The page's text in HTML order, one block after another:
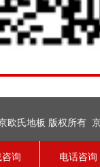
欧氏地板 版权所有
询 电话咨询